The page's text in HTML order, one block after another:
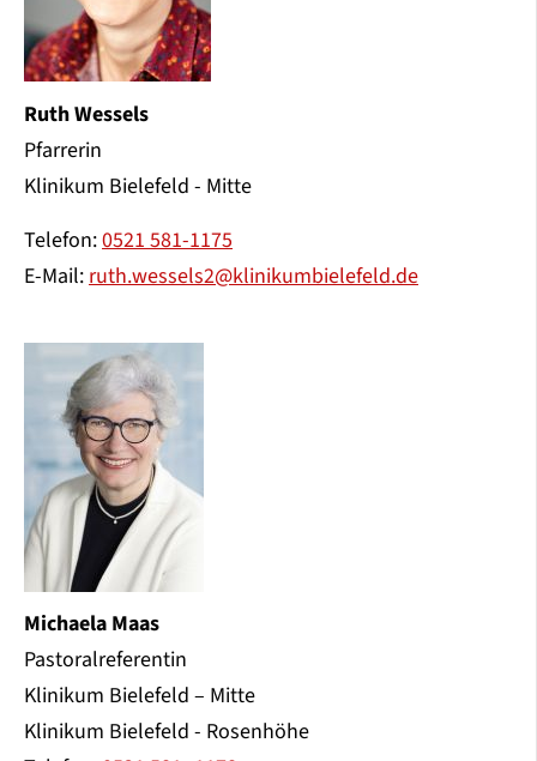
Ruth Wessels
Pfarrerin
Klinikum Bielefeld - Mitte
Telefon:0521 581-1175
E-Mail: ruth.wessels2@klinikumbielefeld.de
Michaela Maas
Pastoralreferentin
Klinikum Bielefeld – Mitte
Klinikum Bielefeld - Rosenhöhe